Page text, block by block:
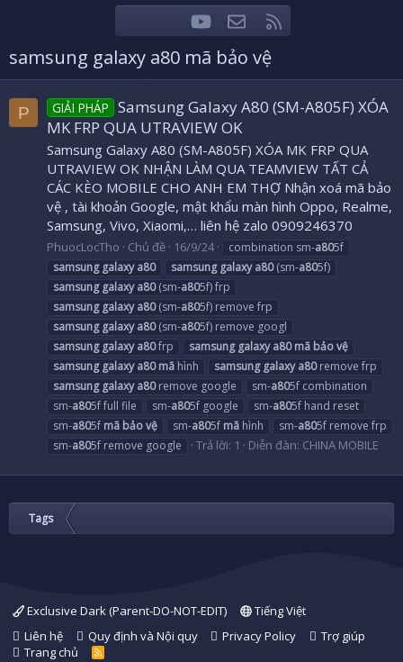
FacebookTwitteryoutubeLiên hệ
samsung galaxy a80 mã bảo vệ
P GIẢI PHÁP Samsung Galaxy A80 (SM-A805F) XÓA
MK FRP QUA UTRAVIEW OK
Samsung Galaxy A80 (SM-A805F) XÓA MK FRP QUA
UTRAVIEW OK NHẬN LÀM QUA TEAMVIEW TẤT CẢ
CÁC KÈO MOBILE CHO ANH EM THỢ Nhận xoá mã bảo
vệ , tài khoản Google, mật khẩu màn hình Oppo, Realme,
Samsung, Vivo, Xiaomi,… liên hệ zalo 0909246370
PhuocLocTho Chủ đề 16/9/24 combination sm-a805f
samsung galaxy a80 samsung galaxy a80(sm-a805f)
samsung galaxy a80(sm-a805f) frp
samsung galaxy a80(sm-a805f) remove frp
samsung galaxy a80(sm-a805f) remove googl
samsung galaxy a80frp samsung galaxy a80 mã bảovệ
samsung galaxy a80 mã hình samsung galaxy a80remove frp
samsung galaxy a80remove google sm-a805f combination
sm-a805f full file sm-a805f google sm-a805f hand reset
sm-a805f mã bảovệ sm-a805f mã hình sm-a805f remove frp
sm-a805f remove google Trả lời: 1 Diễn đàn: CHINA MOBILE
Tags
Exclusive Dark (Parent-DO-NOT-EDIT)
Tiếng Việt
Liên hệ
Quy định và Nội quy Privacy Policy
Trợ giúp
Trang chủ
R